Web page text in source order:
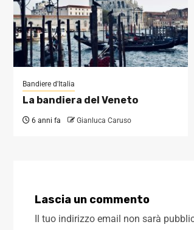
Bandiere d'Italia
La bandiera del Veneto
6 anni fa Gianluca Caruso
Lascia un commento
Il tuo indirizzo email non sarà